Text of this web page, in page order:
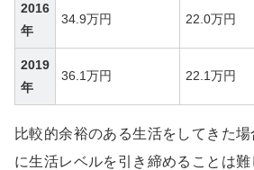
2016
年
34.9万円 22.0万円
2019
年
36.1万円 22.1万円
比較的余裕のある生活をしてきた
に生活レベルを引き締めることは